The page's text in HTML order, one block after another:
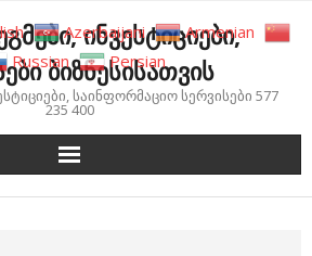
ინვესტიციები,
ბიზნესისათვის
საინფორმაციო სერვისები 577
235 400
Azerbaijani
Armenian
Russian Persian